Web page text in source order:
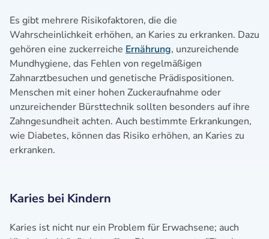
Es gibt mehrere Risikofaktoren, die die
Wahrscheinlichkeit erhöhen, an Karies zu erkranken. Dazu
gehören eine zuckerreiche Ernährung, unzureichende
Mundhygiene, das Fehlen von regelmäßigen
Zahnarztbesuchen und genetische Prädispositionen.
Menschen mit einer hohen Zuckeraufnahme oder
unzureichender Bürsttechnik sollten besonders auf ihre
Zahngesundheit achten. Auch bestimmte Erkrankungen,
wie Diabetes, können das Risiko erhöhen, an Karies zu
erkranken.
Karies bei Kindern
Karies ist nicht nur ein Problem für Erwachsene; auch